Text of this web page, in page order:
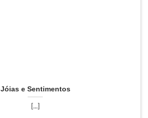
Jóias e Sentimentos
[...]